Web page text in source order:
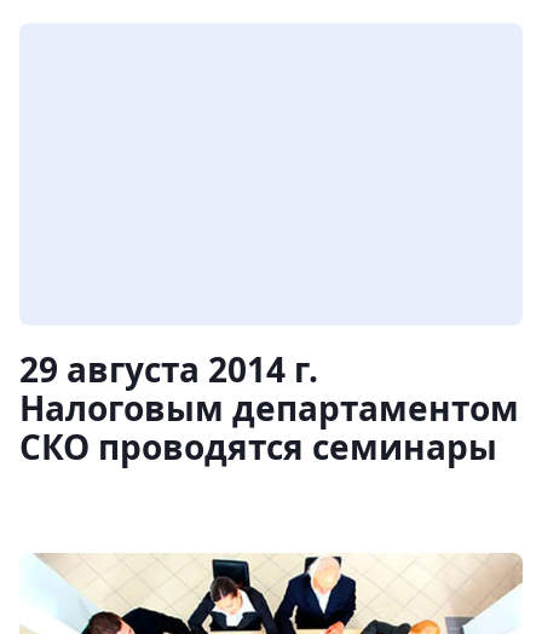
29 августа 2014 г.
Налоговым департаментом
СКО проводятся семинары